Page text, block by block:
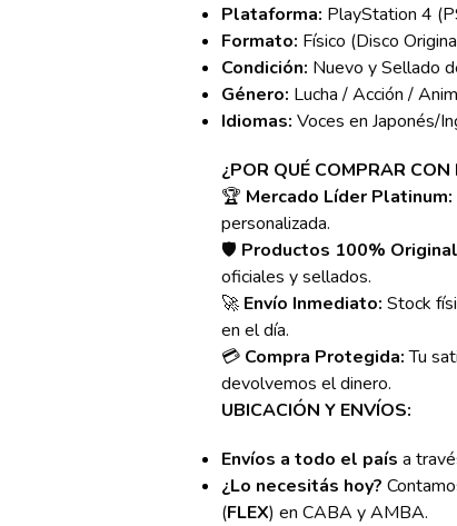
Plataforma: PlayStation 4
Formato: Físico (Disco
Condición: Nuevo y Sellado
Género: Lucha / Acción /
Idiomas: Voces en Japonés/
¿POR QUÉ COMPRAR
🏆 Mercado Líder Platinum:
personalizada.
🛡️ Productos 100%
oficiales y sellados.
🚀 Envío Inmediato: Stock
en el día.
💳 Compra Protegida:Tu
devolvemos el dinero.
UBICACIÓN Y ENVÍOS:
Envíos a todo el país a
¿Lo necesitás hoy?
(FLEX) en CABA y AMBA.